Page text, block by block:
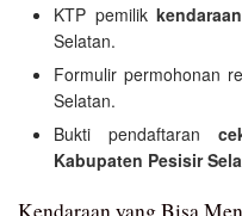
KTP pemilikkendaraan
Selatan.
Formulir permohonan
Selatan.
Bukti pendaftaran
Kabupaten Pesisir
Kendaraan yang Bisa